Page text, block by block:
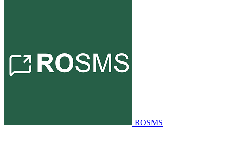
ROSMS